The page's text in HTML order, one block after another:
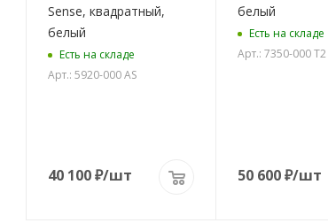
Sense, квадратный,
белый
Есть на складе
Арт.: 5920-000 AS
40 100₽/шт
белый
Есть на складе
Арт.: 7350-000 T2
50 600₽/шт